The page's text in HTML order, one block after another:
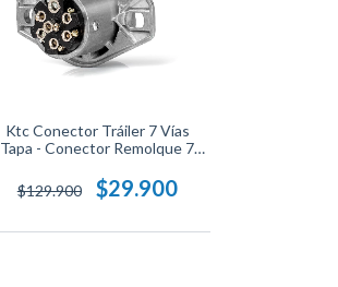
Ktc Conector Tráiler 7 Vías
Tapa - Conector Remolque 7
$129.900
$29.900